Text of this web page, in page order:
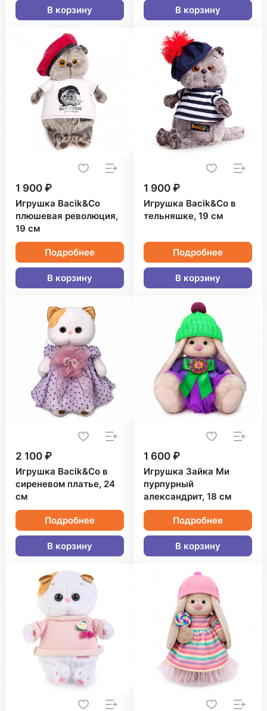
В корзину В корзину
1 900 ₽
Игрушка Bacik&Co
плюшевая революция,
19 см
Подробнее
В корзину
1 900 ₽
Игрушка Bacik&Co в
тельняшке, 19 см
Подробнее
В корзину
2 100 ₽
Игрушка Bacik&Co в
сиреневом платье, 24
см
Подробнее
В корзину
1 600 ₽
Игрушка Зайка Ми
пурпурный
александрит, 18 см
Подробнее
В корзину